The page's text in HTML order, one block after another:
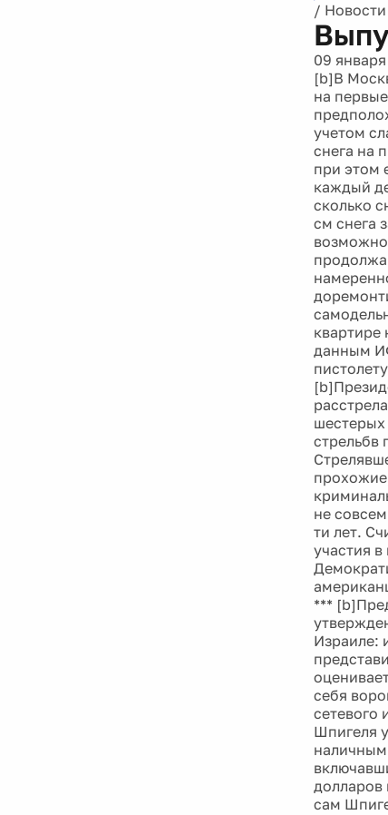
/ Новости
09
[b]В
на
учетом
снега на
при этом
каждый
сколько
см снега
возможно
квартире
данным
шестерых
стрельбв
не
ти лет.
участия
***
Израиле:
себя
сетевого
Шпигеля
долларов
сам